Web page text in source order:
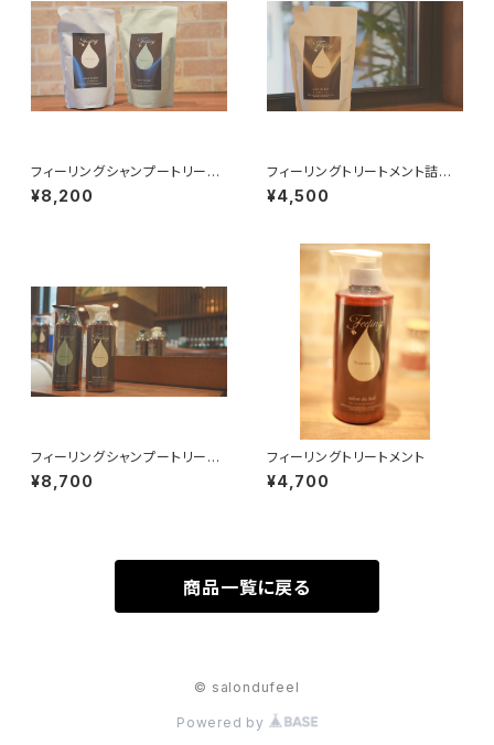
フィーリングシャンプートリート
メント380m詰め替えセット
¥8,200
フィーリングトリートメント詰め
替え３８０ml
¥4,500
フィーリングシャンプートリート
メントセット
¥8,700
フィーリングトリートメント
¥4,700
商品一覧に戻る
© salondufeel
Powered by